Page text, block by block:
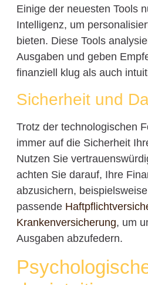
Einige der neuesten Tools
Intelligenz, um
bieten. Diese Tools
Ausgaben und geben
finanziell klug als auch
Sicherheit und
Trotz der technologischen
immer auf die Sicherheit
Nutzen Sie
achten Sie darauf, Ihre
abzusichern,
passende
Krankenversicherung, um
Ausgaben abzufedern.